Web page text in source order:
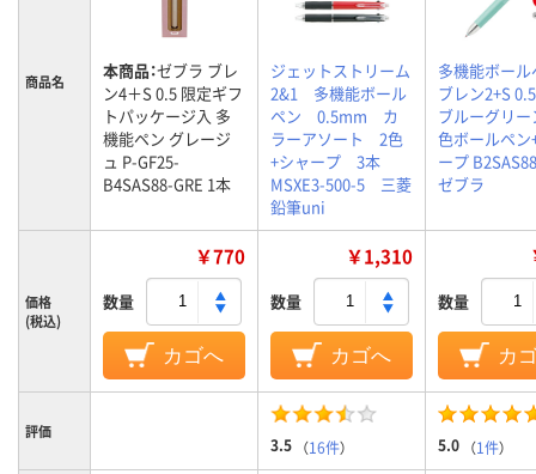
商品名 本商品：ゼブラ ブレ
ン4＋S 0.5 限定ギフ
トパッケージ入 多
機能ペン グレージ
ュ P-GF25-
B4SAS88-GRE 1本
ジェットストリーム
2&1 多機能ボール
ペン 0.5mm カ
ラーアソート 2色
+シャープ 3本
MSXE3-500-5 三菱
鉛筆uni
多機能ボール
ブレン2+S
ブルーグリー
色ボールペン
ープ
ゼブラ
価格
(税込)
￥770
数量
カゴへ
￥1,310
数量
カゴへ
数量
カ
評価
3.5 （16件） 5.0 （1件）